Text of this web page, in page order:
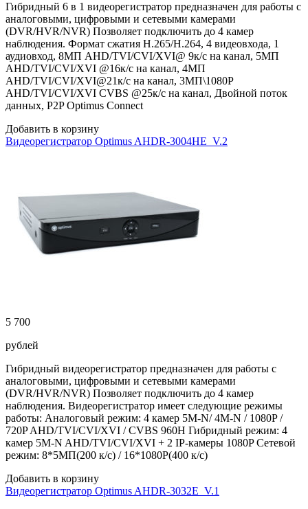
Гибридный 6 в 1 видеорегистратор предназначен для работы с
аналоговыми, цифровыми и сетевыми камерами
(DVR/HVR/NVR) Позволяет подключить до 4 камер
наблюдения. Формат сжатия H.265/H.264, 4 видеовхода, 1
аудиовход, 8MП AHD/TVI/CVI/XVI@ 9к/с на канал, 5MП
AHD/TVI/CVI/XVI @16к/с на канал, 4MП
AHD/TVI/CVI/XVI@21к/с на канал, 3MП\1080P
AHD/TVI/CVI/XVI CVBS @25к/с на канал, Двойной поток
данных, P2P Optimus Connect
Добавить в корзину
Видеорегистратор Optimus AHDR-3004HE_V.2
5 700
рублей
Гибридный видеорегистратор предназначен для работы с
аналоговыми, цифровыми и сетевыми камерами
(DVR/HVR/NVR) Позволяет подключить до 4 камер
наблюдения. Видеорегистратор имеет следующие режимы
работы: Аналоговый режим: 4 камер 5M-N/ 4M-N / 1080P /
720P AHD/TVI/CVI/XVI / CVBS 960Н Гибридный режим: 4
камер 5M-N AHD/TVI/CVI/XVI + 2 IP-камеры 1080P Сетевой
режим: 8*5МП(200 к/с) / 16*1080P(400 к/с)
Добавить в корзину
Видеорегистратор Optimus AHDR-3032E_V.1